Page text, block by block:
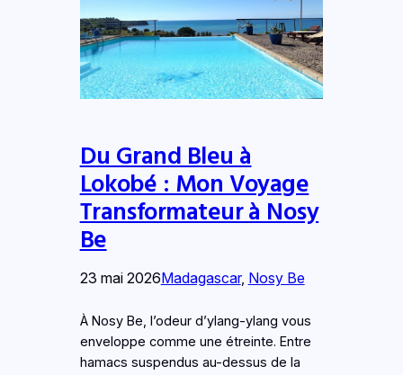
Du Grand Bleu à
Lokobé : Mon Voyage
Transformateur à Nosy
Be
23 mai 2026Madagascar, Nosy Be
À Nosy Be, l’odeur d’ylang-ylang vous
enveloppe comme une étreinte. Entre
hamacs suspendus au-dessus de la